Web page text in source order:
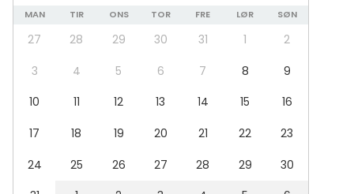
Firmaarrangement
Firmafest
Møderum
MAN TIR ONS TOR FRE LØR SØN
27 28 29 30 31 1
2
3
4 5 6 7 8
9
10
11 12 13 14 15
16
17
18 19 20 21 22
23
24
25 26 27 28 29
30